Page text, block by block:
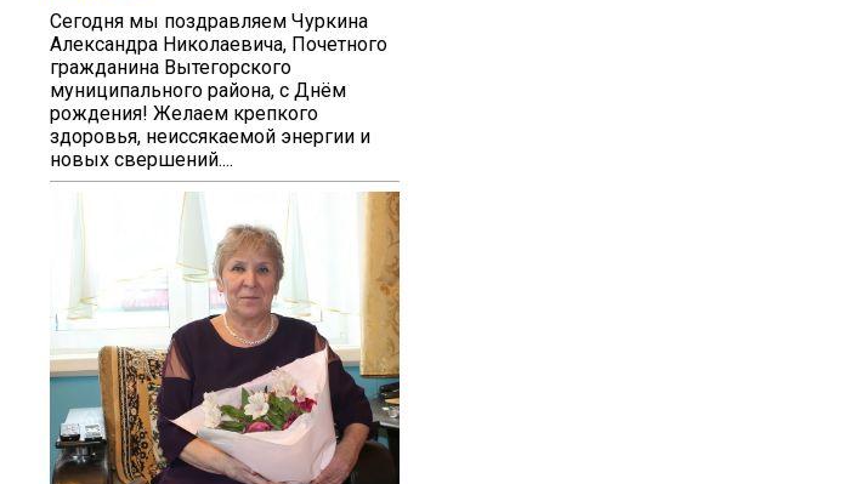
Сегодня мы поздравляем Чуркина
Александра Николаевича, Почетного
гражданина Вытегорского
муниципального района, с Днём
рождения! Желаем крепкого
здоровья, неиссякаемой энергии и
новых свершений....